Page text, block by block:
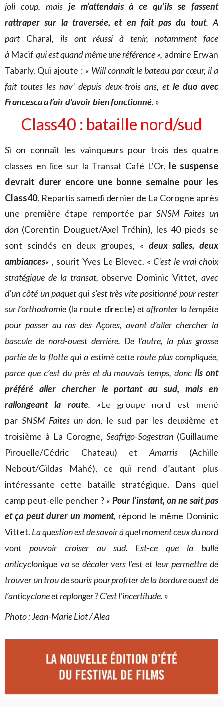
joli coup, mais je m’attendais à ce qu’ils se fassent
rattraper sur la traversée, et en fait pas du tout. A
part Charal, ils ont réussi à tenir, notamment face
à Macif qui est quand même une référence », admire Erwan
Tabarly. Qui ajoute : « Will connaît le bateau par cœur, il a
fait toutes les nav’ depuis deux-trois ans, et le duo avec
Francesca a l’air d’avoir bien fonctionné. »
Class40 : bataille nord/sud
Si on connaît les vainqueurs pour trois des quatre
classes en lice sur la Transat Café L’Or, le suspense
devrait durer encore une bonne semaine pour les
Class40. Repartis samedi dernier de La Corogne après
une première étape remportée par SNSM Faites un
don (Corentin Douguet/Axel Tréhin), les 40 pieds se
sont scindés en deux groupes, « deux salles, deux
ambiances« , sourit Yves Le Blevec. « C’est le vrai choix
stratégique de la transat, observe Dominic Vittet,avec
d’un côté un paquet qui s’est très vite positionné pour rester
sur l’orthodromie (la route directe) et affronter la tempête
pour passer au ras des Açores, avant d’aller chercher la
bascule de nord-ouest derrière. De l’autre, la plus grosse
partie de la flotte qui a estimé cette route plus compliquée,
parce que c’est du près et du mauvais temps, doncils ont
préféré aller chercher le portant au sud, mais en
rallongeant la route. »Le groupe nord est mené
parSNSM Faites un don, le sud par les deuxième et
troisième à La Corogne, Seafrigo-Sogestran (Guillaume
Pirouelle/Cédric Chateau) et Amarris(Achille
Nebout/Gildas Mahé), ce qui rend d’autant plus
intéressante cette bataille stratégique. Dans quel
camp peut-elle pencher ? « Pour l’instant, on ne sait pas
et ça peut durer un moment, répond le même Dominic
Vittet. La question est de savoir à quel moment ceux du nord
vont pouvoir croiser au sud. Est-ce que la bulle
anticyclonique va se décaler vers l’est et leur permettre de
trouver un trou de souris pour profiter de la bordure ouest de
l’anticyclone et replonger ? C’est l’incertitude. »
Photo : Jean-Marie Liot / Alea